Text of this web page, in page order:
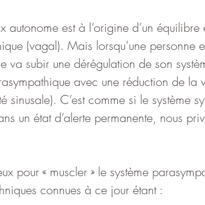
autonome est à l’origine d’un équilibre
(vagal). Mais lorsqu’une personne
va subir une dérégulation de son
avec une réduction de la
C’est comme si le système
un état d’alerte permanente, nous
pour « muscler » le système
connues à ce jour étant :